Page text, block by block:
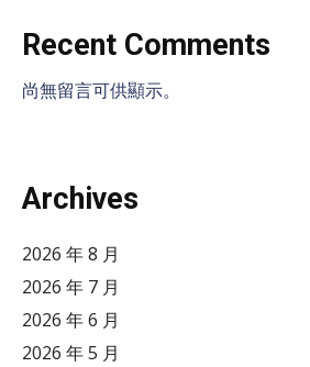
Recent Comments
尚無留言可供顯示。
Archives
2026 年 8 月
2026 年 7 月
2026 年 6 月
2026 年 5 月